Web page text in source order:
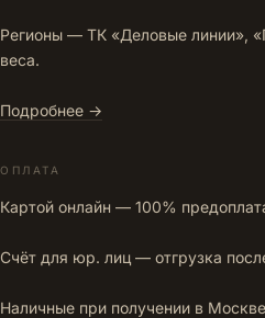
Регионы — ТК «Деловые линии»,
веса.
Подробнее →
ОПЛАТА
Картой онлайн — 100%
Счёт для юр. лиц — отгрузка
Наличные при получении в